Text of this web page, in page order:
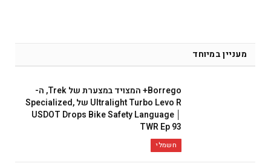
מעניין במיוחד
Borrego+ המצויד במצערת של Trek, ה-
Ultralight Turbo Levo R של Specialized,
USDOT Drops Bike Safety Language │
TWR Ep 93
חשמלי